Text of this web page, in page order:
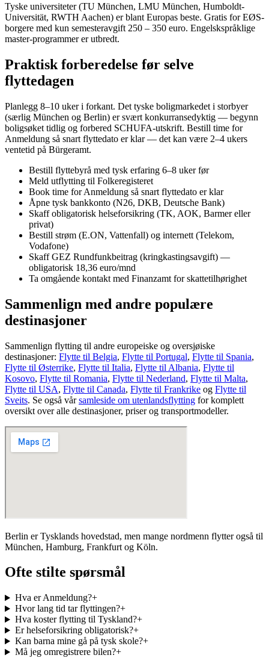
Tyske universiteter (TU München, LMU München, Humboldt-
Universität, RWTH Aachen) er blant Europas beste. Gratis for EØS-
borgere med kun semesteravgift 250 – 350 euro. Engelskspråklige
master-programmer er utbredt.
Praktisk forberedelse før selve
flyttedagen
Planlegg 8–10 uker i forkant. Det tyske boligmarkedet i storbyer
(særlig München og Berlin) er svært konkurransedyktig — begynn
boligsøket tidlig og forbered SCHUFA-utskrift. Bestill time for
Anmeldung så snart flyttedato er klar — det kan være 2–4 ukers
ventetid på Bürgeramt.
Bestill flyttebyrå med tysk erfaring 6–8 uker før
Meld utflytting til Folkeregisteret
Book time for Anmeldung så snart flyttedato er klar
Åpne tysk bankkonto (N26, DKB, Deutsche Bank)
Skaff obligatorisk helseforsikring (TK, AOK, Barmer eller
privat)
Bestill strøm (E.ON, Vattenfall) og internett (Telekom,
Vodafone)
Skaff GEZ Rundfunkbeitrag (kringkastingsavgift) —
obligatorisk 18,36 euro/mnd
Ta omgående kontakt med Finanzamt for skattetilhørighet
Sammenlign med andre populære
destinasjoner
Sammenlign flytting til andre europeiske og oversjøiske
destinasjoner: Flytte til Belgia, Flytte til Portugal, Flytte til Spania,
Flytte til Østerrike, Flytte til Italia, Flytte til Albania, Flytte til
Kosovo, Flytte til Romania, Flytte til Nederland, Flytte til Malta,
Flytte til USA, Flytte til Canada, Flytte til Frankrike og Flytte til
Sveits. Se også vår samleside om utenlandsflytting for komplett
oversikt over alle destinasjoner, priser og transportmodeller.
Berlin er Tysklands hovedstad, men mange nordmenn flytter også til
München, Hamburg, Frankfurt og Köln.
Ofte stilte spørsmål
Hva er Anmeldung?+
Hvor lang tid tar flyttingen?+
Hva koster flytting til Tyskland?+
Er helseforsikring obligatorisk?+
Kan barna mine gå på tysk skole?+
Må jeg omregistrere bilen?+